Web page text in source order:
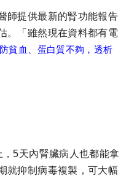
師提供最新的腎功能報告
。「雖然現在資料都有電
貧血、蛋白質不夠，透析
5天內腎臟病人也都能拿
就抑制病毒複製，可大幅